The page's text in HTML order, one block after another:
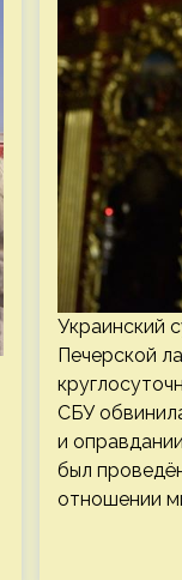
Украинский
Печерской
СБУ
и
был
отношении